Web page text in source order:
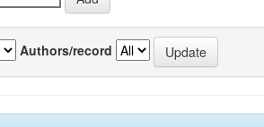
Authors/record